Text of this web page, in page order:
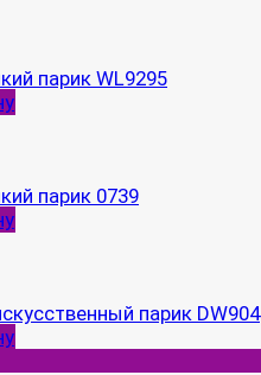
парик WL9295
парик 0739
парик DW904